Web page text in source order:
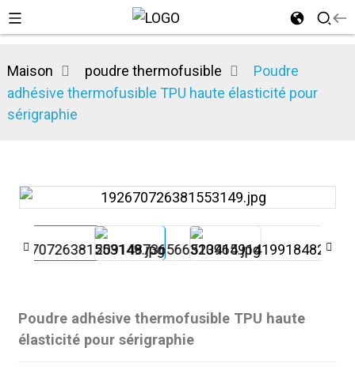
Maison poudre thermofusible
Poudre
adhésive thermofusible TPU haute élasticité pour
sérigraphie
Poudre adhésive thermofusible TPU haute
élasticité pour sérigraphie